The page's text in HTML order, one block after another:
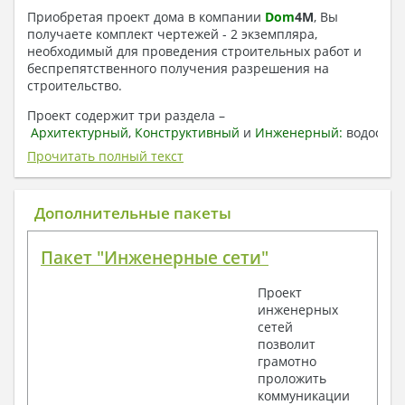
Приобретая проект дома в компании Dom4M, Вы
получаете комплект чертежей - 2 экземпляра,
необходимый для проведения строительных работ и
беспрепятственного получения разрешения на
строительство.
Проект содержит три раздела –
Архитектурный, Конструктивный и Инженерный:
отопление, вентиляция, канализация,
электроснабжение (приобретается за дополнительную
плату) + Пояснительная записка.
1. Архитектурный раздел:
План координационных осей
Поэтажные маркировочные планы с
Разрезы и состав конструкций
Фасады с ведомостью внешних отделок
Элементы проемов – спецификация
Ведомость перемычек – сечения и
Прочитать полный текст
Дополнительные пакеты
Пакет "Инженерные сети"
Проект
инженерных
сетей
позволит
грамотно
проложить
коммуникации